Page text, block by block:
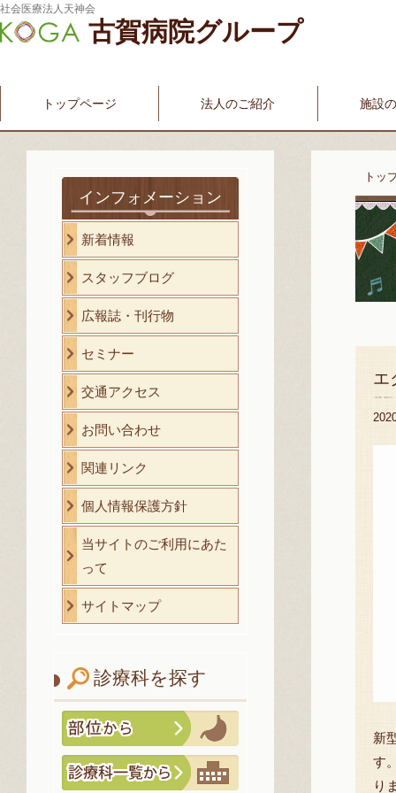
社会医療法人天神会
古賀病院グループ
トップページ 法人のご紹介 施設
新古賀みなみ病院 新古賀クリニック
インフォメーション
新着情報
スタッフブログ
広報誌・刊行物
セミナー
交通アクセス
お問い合わせ
関連リンク
個人情報保護方針
当サイトのご利用にあた
って
サイトマップ
診療科を探す
トッ
エ
新
す
り